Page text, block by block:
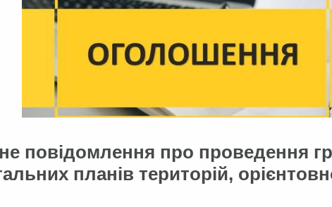
повідомлення про проведення
планів територій,